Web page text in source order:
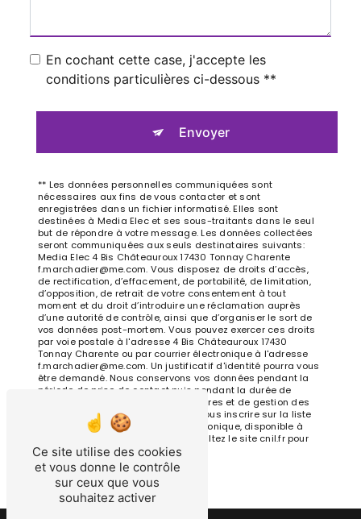
En cochant cette case, j'accepte les
conditions particulières ci-dessous **
Envoyer
** Les données personnelles communiquées sont
nécessaires aux fins de vous contacter et sont
enregistrées dans un fichier informatisé. Elles sont
destinées à Media Elec et ses sous-traitants dans le seul
but de répondre à votre message. Les données collectées
seront communiquées aux seuls destinataires suivants:
Media Elec 4 Bis Châteauroux 17430 Tonnay Charente
f.marchadier@me.com. Vous disposez de droits d’accès,
de rectification, d’effacement, de portabilité, de limitation,
d’opposition, de retrait de votre consentement à tout
moment et du droit d’introduire une réclamation auprès
d’une autorité de contrôle, ainsi que d’organiser le sort de
vos données post-mortem. Vous pouvez exercer ces droits
par voie postale à l'adresse 4 Bis Châteauroux 17430
Tonnay Charente ou par courrier électronique à l'adresse
f.marchadier@me.com. Un justificatif d'identité pourra vous
être demandé. Nous conservons vos données pendant la
période de prise de contact puis pendant la durée de
prescription légale aux fins probatoires et de gestion des
contentieux. Vous avez le droit de vous inscrire sur la liste
d'opposition au démarchage téléphonique, disponible à
. Consultez le site cnil.fr pour
plus d’informations sur vos droits.
Ce site utilise des cookies
et vous donne le contrôle
sur ceux que vous
souhaitez activer